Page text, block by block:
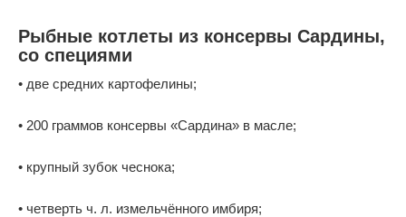
Рыбные котлеты из консервы Сардины,
со специями
• две средних картофелины;
• 200 граммов консервы «Сардина» в масле;
• крупный зубок чеснока;
• четверть ч. л. измельчённого имбиря;